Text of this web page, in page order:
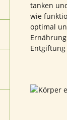
tanken
wie
optimal